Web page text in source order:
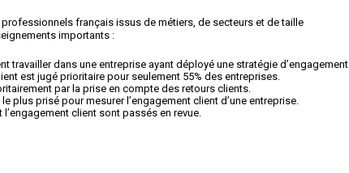
français issus de métiers, de secteurs et de taille
importants :
travailler dans une entreprise ayant déployé une stratégie d’engagement
est jugé prioritaire pour seulement 55% des entreprises.
par la prise en compte des retours clients.
plus prisé pour mesurer l’engagement client d’une entreprise.
client sont passés en revue.